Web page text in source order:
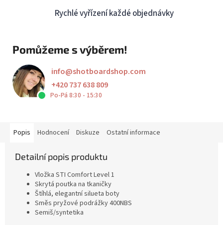
Rychlé vyřízení každé objednávky
Pomůžeme s výběrem!
info@shotboardshop.com
+420 737 638 809
Po-Pá 8:30 - 15:30
Popis Hodnocení Diskuze Ostatní informace
Detailní popis produktu
Vložka STI Comfort Level 1
Skrytá poutka na tkaničky
Štíhlá, elegantní silueta boty
Směs pryžové podrážky 400NBS
Semiš/syntetika